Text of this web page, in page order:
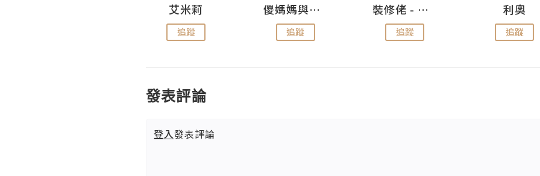
艾米莉
追蹤
儍媽媽與兩隻小魔怪之家
追蹤
裝修佬 - 香港一站式網上裝修平台
追蹤
利奧
追蹤
發表評論
登入發表評論